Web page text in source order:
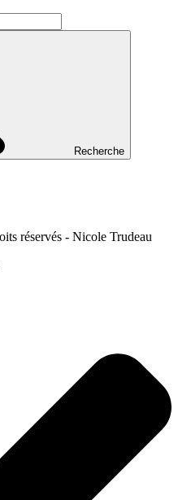
Recherche
réservés - Nicole Trudeau